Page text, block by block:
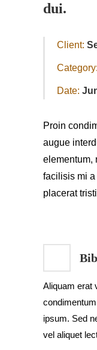
dui.
Client:
Category:
Date:
Proin
augue
elementum,
facilisis mi
placerat
Aliquam erat
ipsum. Sed
vel aliquet